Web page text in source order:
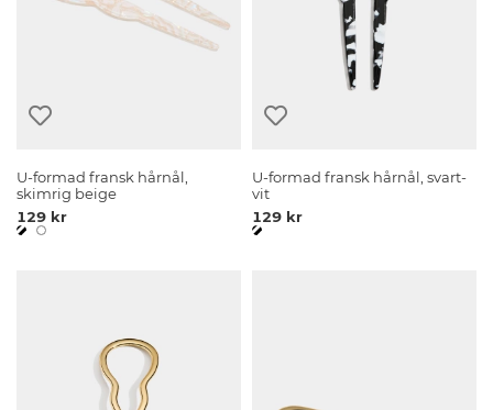
U-formad fransk hårnål,
skimrig beige
129 kr
U-formad fransk hårnål, svart-
vit
129 kr